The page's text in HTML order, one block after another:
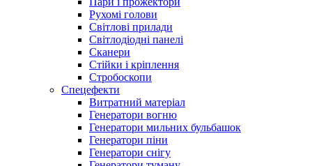
Рухомі голови
Світлові прилади
Світлодіодні панелі
Сканери
Стійки і кріплення
Стробоскопи
Спецефекти
Витратний матеріал
Генератори вогню
Генератори мильних бульбашок
Генератори піни
Генератори снігу